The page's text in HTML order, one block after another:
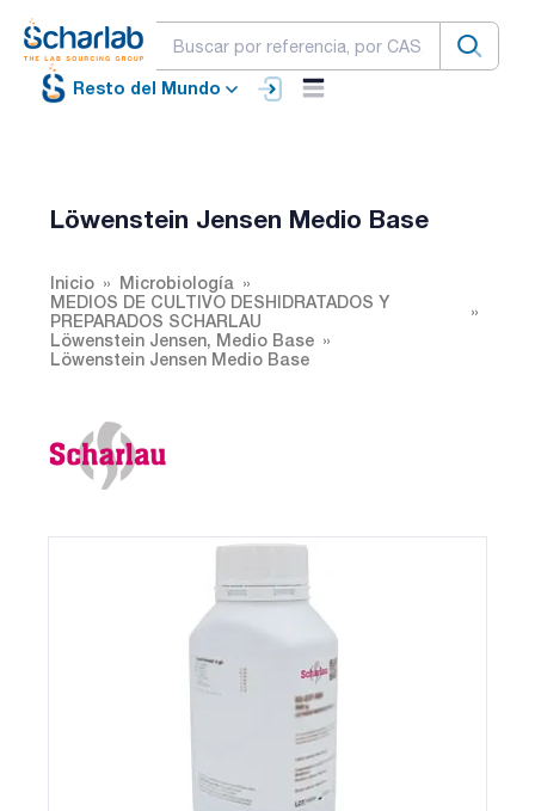
Resto del Mundo
Löwenstein Jensen Medio Base
Inicio
Microbiología
MEDIOS DE CULTIVO DESHIDRATADOS Y
PREPARADOS SCHARLAU
Löwenstein Jensen, Medio Base
Löwenstein Jensen Medio Base